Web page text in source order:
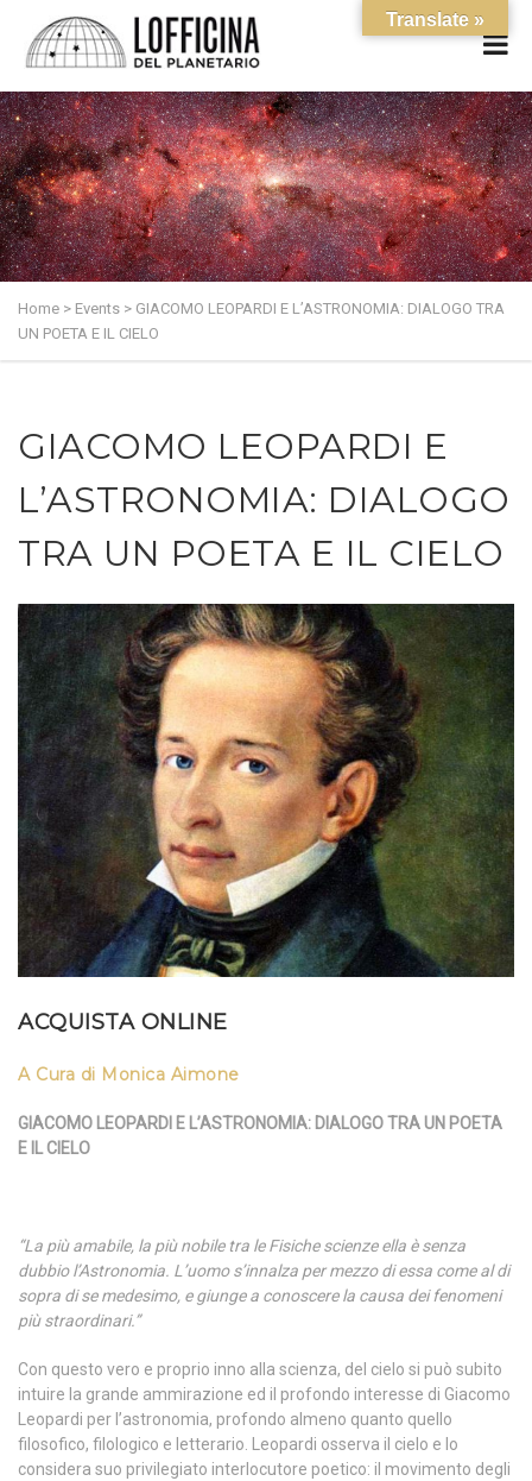
Home > Events > GIACOMO LEOPARDI E L’ASTRONOMIA: DIALOGO TRA
UN POETA E IL CIELO
GIACOMO LEOPARDI E
L’ASTRONOMIA: DIALOGO
TRA UN POETA E IL CIELO
ACQUISTA ONLINE
A Cura di Monica Aimone
GIACOMO LEOPARDI E L’ASTRONOMIA: DIALOGO TRA UN POETA
E IL CIELO
“La più amabile, la più nobile tra le Fisiche scienze ella è senza
dubbio l’Astronomia. L’uomo s’innalza per mezzo di essa come al di
sopra di se medesimo, e giunge a conoscere la causa dei fenomeni
più straordinari.”
Con questo vero e proprio inno alla scienza, del cielo si può subito
intuire la grande ammirazione ed il profondo interesse di Giacomo
Leopardi per l’astronomia, profondo almeno quanto quello
filosofico, filologico e letterario. Leopardi osserva il cielo e lo
considera suo privilegiato interlocutore poetico: il movimento degli
Translate »